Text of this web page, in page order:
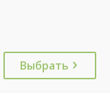
Выбрать